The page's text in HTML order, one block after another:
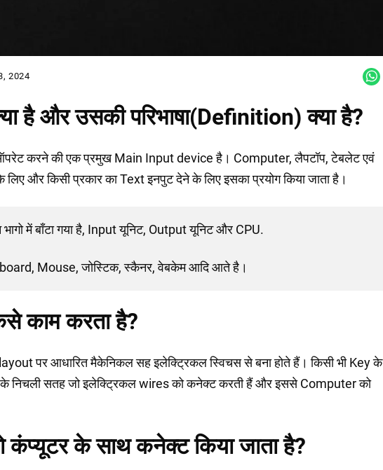
2024
है और उसकी परिभाषा(Definition) क्या है?
करने की एक प्रमुख Main Input device है। Computer, लैपटॉप, टेबलेट एवं
और किसी प्रकार का Text इनपुट देने के लिए इसका प्रयोग किया जाता है।
में बाँटा गया है, Input यूनिट, Output यूनिट और CPU.
Mouse, जोस्टिक, स्कैनर, वेबकेम आदि आते है।
काम करता है?
layout पर आधारित मैकेनिकल सह इलेक्ट्रिकल स्विचस से बना होते हैं। किसी भी Key के
के निचली सतह जो इलेक्ट्रिकल wires को कनेक्ट करती हैं और इससे Computer को
कंप्यूटर के साथ कनेक्ट किया जाता है?